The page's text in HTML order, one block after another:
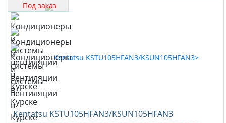
Под заказ
Kentatsu KSTU105HFAN3/KSUN105HFAN3